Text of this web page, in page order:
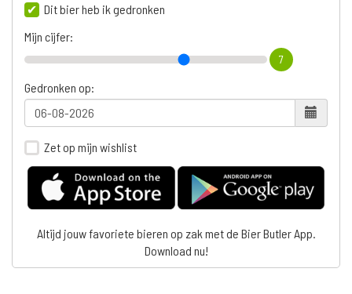
Dit bier heb ik gedronken
Mijn cijfer:
7
Gedronken op:
Zet op mijn wishlist
Altijd jouw favoriete bieren op zak met de Bier Butler App.
Download nu!